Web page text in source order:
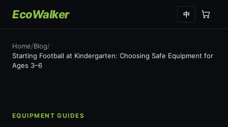
EcoWalker 中
Home/Blog/
Starting Football at Kindergarten: Choosing Safe Equipment for
Ages 3–6
EQUIPMENT GUIDES